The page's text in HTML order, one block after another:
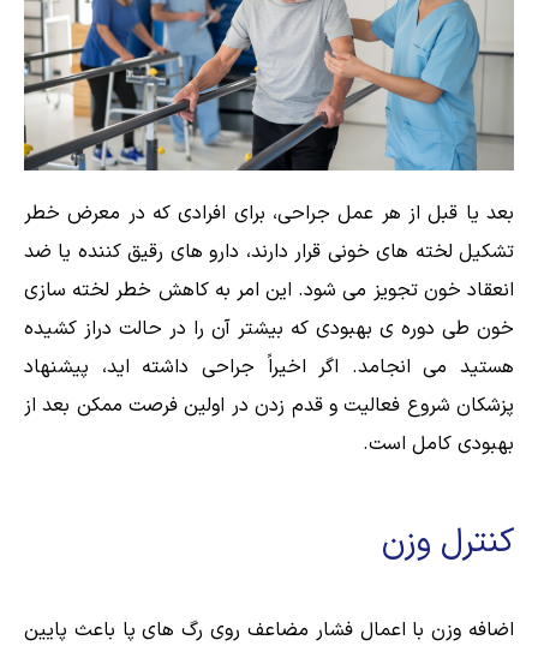
بعد یا قبل از هر عمل جراحی، برای افرادی که در معرض خطر
تشکیل لخته های خونی قرار دارند، دارو های رقیق کننده یا ضد
انعقاد خون تجویز می شود. این امر به کاهش خطر لخته سازی
خون طی دوره ی بهبودی که بیشتر آن را در حالت دراز کشیده
هستید می انجامد. اگر اخیراً جراحی داشته اید، پیشنهاد
پزشکان شروع فعالیت و قدم زدن در اولین فرصت ممکن بعد از
بهبودی کامل است.
کنترل وزن
اضافه وزن با اعمال فشار مضاعف روی رگ های پا باعث پایین